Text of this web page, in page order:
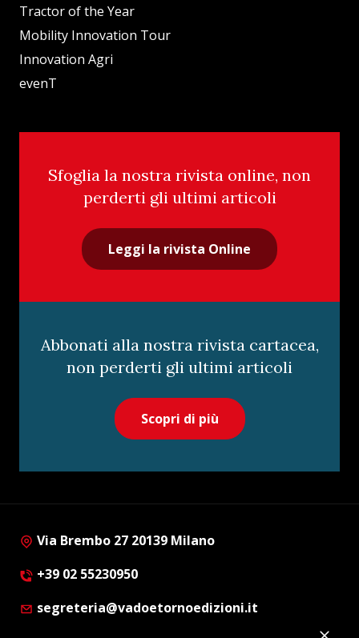
Tractor of the Year
Mobility Innovation Tour
Innovation Agri
evenT
Sfoglia la nostra rivista online, non
perderti gli ultimi articoli
Leggi la rivista Online
Abbonati alla nostra rivista cartacea,
non perderti gli ultimi articoli
Scopri di più
Via Brembo 27 20139 Milano
+39 02 55230950
segreteria@vadoetornoedizioni.it